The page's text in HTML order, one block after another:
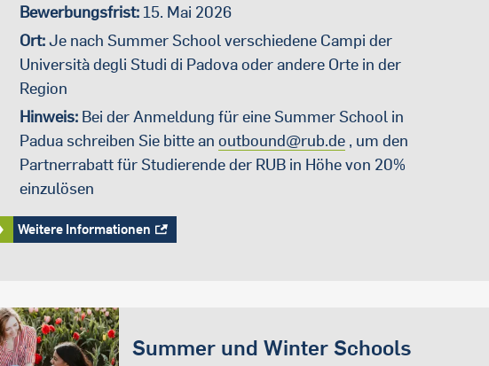
Bewerbungsfrist: 15. Mai 2026
Ort:Je nach Summer School verschiedene Campi der
Università degli Studi di Padova oder andere Orte in der
Region
Hinweis: Bei der Anmeldung für eine Summer School in
Padua schreiben Sie bitte an outbound@rub.de , um den
Partnerrabatt für Studierende der RUB in Höhe von 20%
einzulösen
Weitere Informationen
Summer und Winter Schools